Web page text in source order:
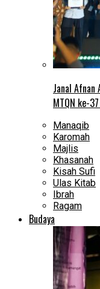
Janal
MTQN ke-
Manaqib
Karomah
Majlis
Khasanah
Kisah Sufi
Ulas Kitab
Ibrah
Ragam
Budaya